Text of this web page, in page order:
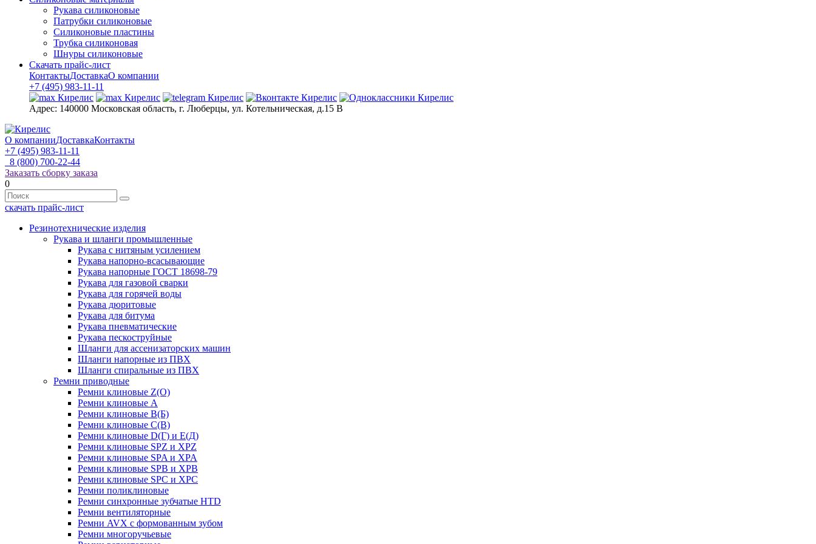
Рукава силиконовые
Патрубки силиконовые
Силиконовые пластины
Трубка силиконовая
Шнуры силиконовые
Скачать прайс-лист
КонтактыДоставкаО компании
+7 (495) 983-11-11
Адрес: 140000 Московская область, г. Люберцы, ул. Котельническая, д.15 В
О компанииДоставкаКонтакты
+7 (495) 983-11-11
8 (800) 700-22-44
Заказать сборку заказа
0
скачать прайс-лист
Резинотехнические изделия
Рукава и шланги промышленные
Рукава с нитяным усилением
Рукава напорно-всасывающие
Рукава напорные ГОСТ 18698-79
Рукава для газовой сварки
Рукава для горячей воды
Рукава дюритовые
Рукава для битума
Рукава пневматические
Рукава пескоструйные
Шланги для ассенизаторских машин
Шланги напорные из ПВХ
Шланги спиральные из ПВХ
Ремни приводные
Ремни клиновые Z(О)
Ремни клиновые А
Ремни клиновые В(Б)
Ремни клиновые С(В)
Ремни клиновые D(Г) и Е(Д)
Ремни клиновые SPZ и XPZ
Ремни клиновые SPA и XPA
Ремни клиновые SPB и XPB
Ремни клиновые SPC и XPC
Ремни поликлиновые
Ремни синхронные зубчатые HTD
Ремни вентиляторные
Ремни AVX с формованным зубом
Ремни многоручьевые